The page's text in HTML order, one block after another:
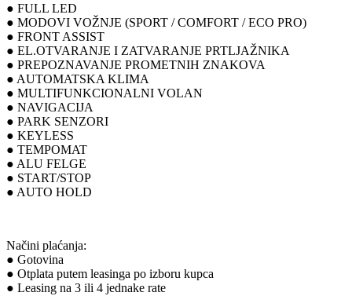
● FULL LED
● MODOVI VOŽNJE (SPORT / COMFORT / ECO PRO)
● FRONT ASSIST
● EL.OTVARANJE I ZATVARANJE PRTLJAŽNIKA
● PREPOZNAVANJE PROMETNIH ZNAKOVA
● AUTOMATSKA KLIMA
● MULTIFUNKCIONALNI VOLAN
● NAVIGACIJA
● PARK SENZORI
● KEYLESS
● TEMPOMAT
● ALU FELGE
● START/STOP
● AUTO HOLD
Načini plaćanja:
● Gotovina
● Otplata putem leasinga po izboru kupca
● Leasing na 3 ili 4 jednake rate